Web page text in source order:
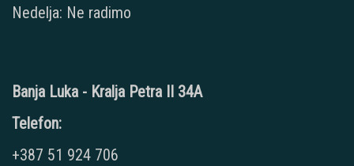
Nedelja: Ne radimo
Banja Luka - Kralja Petra II 34A
Telefon:
+387 51 924 706